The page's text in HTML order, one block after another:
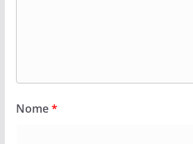
Nome*